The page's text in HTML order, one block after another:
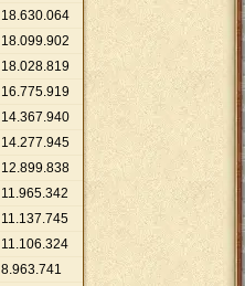
18.630.064
18.099.902
18.028.819
16.775.919
14.367.940
14.277.945
12.899.838
11.965.342
11.137.745
11.106.324
8.963.741